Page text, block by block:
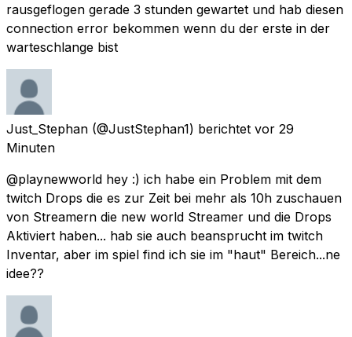
rausgeflogen gerade 3 stunden gewartet und hab diesen
connection error bekommen wenn du der erste in der
warteschlange bist
Just_Stephan (@JustStephan1) berichtet vor 29
Minuten
@playnewworld hey :) ich habe ein Problem mit dem
twitch Drops die es zur Zeit bei mehr als 10h zuschauen
von Streamern die new world Streamer und die Drops
Aktiviert haben... hab sie auch beansprucht im twitch
Inventar, aber im spiel find ich sie im "haut" Bereich...ne
idee??